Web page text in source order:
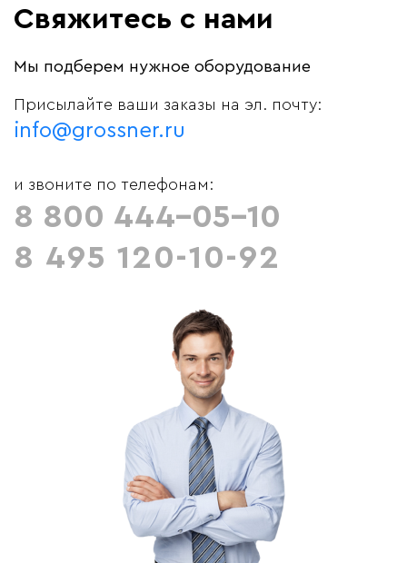
Свяжитесь с нами
Мы подберем нужное оборудование
Присылайте ваши заказы на эл. почту:
info@grossner.ru
и звоните по телефонам:
8 800 444-05-10
8 495 120-10-92